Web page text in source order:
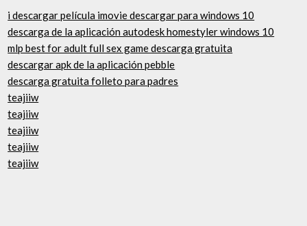
i descargar película imovie descargar para windows 10
descarga de la aplicación autodesk homestyler windows 10
mlp best for adult full sex game descarga gratuita
descargar apk de la aplicación pebble
descarga gratuita folleto para padres
teajiiw
teajiiw
teajiiw
teajiiw
teajiiw